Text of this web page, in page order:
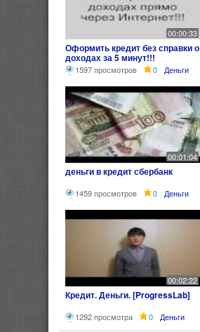
00:00:33
Оформить кредит без справки о
доходах за 5 минут!!!
1597 просмотров 0 Деньги
00:01:04
деньги в кредит сбербанк
1459 просмотров 0 Деньги
00:02:22
Кредит. Деньги. [ProgressLab]
1292 просмотра 0 Деньги